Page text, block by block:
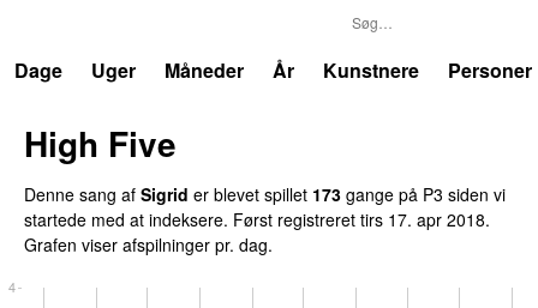
Dage
Uger Måneder År Kunstnere Personer
High Five
Denne sang af Sigrid er blevet spillet 173 gange på P3 siden vi
startede med at indeksere. Først registreret tirs 17. apr 2018.
Grafen viser afspilninger pr. dag.
4